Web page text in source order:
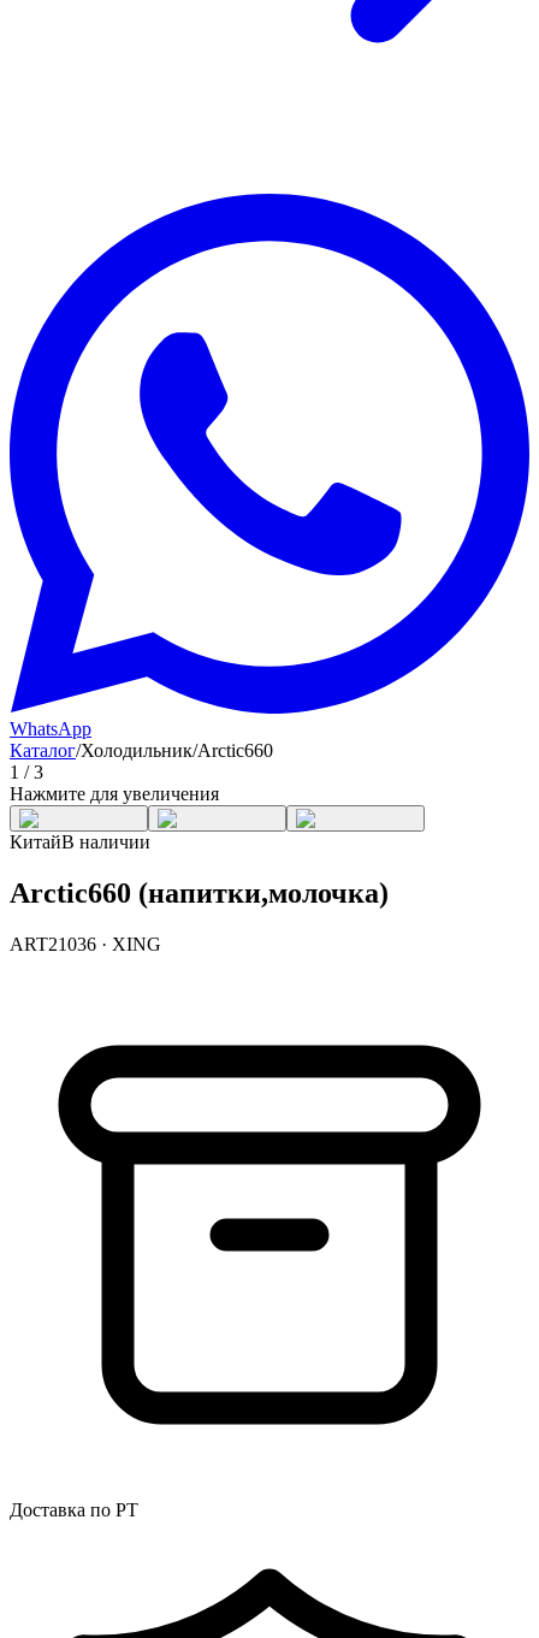
WhatsApp
Каталог/Холодильник/Arctic660
1 /3
Нажмите для увеличения
КитайВ наличии
Arctic660 (напитки,молочка)
ART21036 · XING
Доставка по РТ